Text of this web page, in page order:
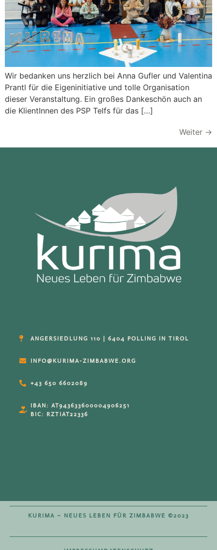
Wir bedanken uns herzlich bei Anna Gufler und Valentina
Prantl für die Eigeninitiative und tolle Organisation
dieser Veranstaltung. Ein großes Dankeschön auch an
die KlientInnen des PSP Telfs für das […]
Weiter →
ANGERSIEDLUNG 110 | 6404 POLLING IN TIROL
INFO@KURIMA-ZIMBABWE.ORG
+43 650 6602089
IBAN: AT943633600004906251
BIC: RZTIAT22336
KURIMA – NEUES LEBEN FÜR ZIMBABWE ©2023